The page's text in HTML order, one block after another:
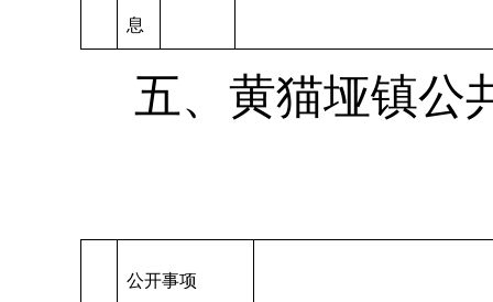
息
五、黄猫垭镇公
公开事项